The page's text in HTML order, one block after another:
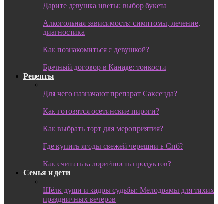
Дарите девушка цветы: выбор букета
Алкогольная зависимость: симптомы, лечение,
диагностика
Как познакомиться с девушкой?
Брачный договор в Канаде: тонкости
Рецепты
Для чего назначают препарат Саксенда?
Как готовятся осетинские пироги?
Как выбрать торт для мероприятия?
Где купить ягоды свежей черешни в Спб?
Как считать калорийность продуктов?
Семья и дети
Шёлк души и кадры судьбы: Мелодрамы для тихих
праздничных вечеров